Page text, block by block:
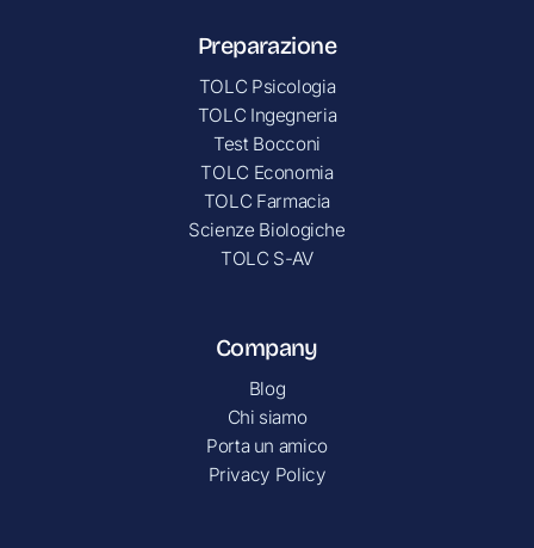
Preparazione
TOLC Psicologia
TOLC Ingegneria
Test Bocconi
TOLC Economia
TOLC Farmacia
Scienze Biologiche
TOLC S-AV
Company
Blog
Chi siamo
Porta un amico
Privacy Policy